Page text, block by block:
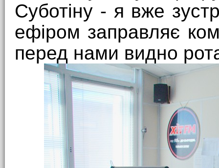
Суботіну - я вже
ефіром заправляє
перед нами видно